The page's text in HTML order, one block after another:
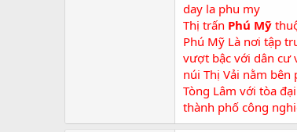
day la phu my
Thị trấn Phú Mỹ
Phú Mỹ Là nơi tập
vượt bậc với dân cư
núi Thị Vải nằm
Tòng Lâm với tòa
thành phố công